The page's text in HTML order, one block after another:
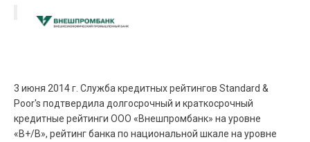
3 июня 2014 г. Служба кредитных рейтингов Standard &
Poor's подтвердила долгосрочный и краткосрочный
кредитные рейтинги ООО «Внешпромбанк» на уровне
«B+/B», рейтинг банка по национальной шкале на уровне